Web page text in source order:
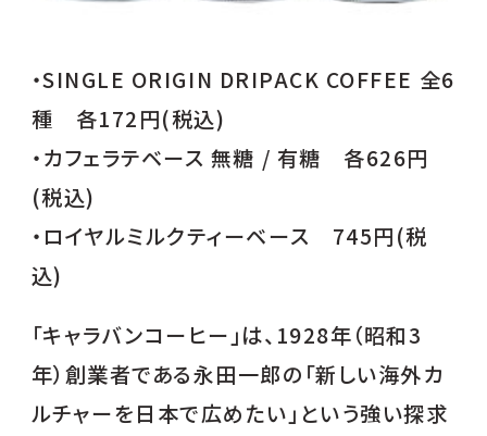
・SINGLE ORIGIN DRIPACK COFFEE 全6
種 各172円(税込)
・カフェラテベース 無糖 / 有糖 各626円
(税込)
・ロイヤルミルクティーベース 745円(税
込)
「キャラバンコーヒー」は、1928年（昭和3
年）創業者である永田一郎の「新しい海外カ
ルチャーを日本で広めたい」という強い探求